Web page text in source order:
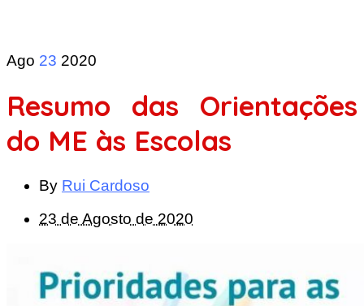
Ago 23 2020
Resumo das Orientações
do ME às Escolas
By Rui Cardoso
23 de Agosto de 2020